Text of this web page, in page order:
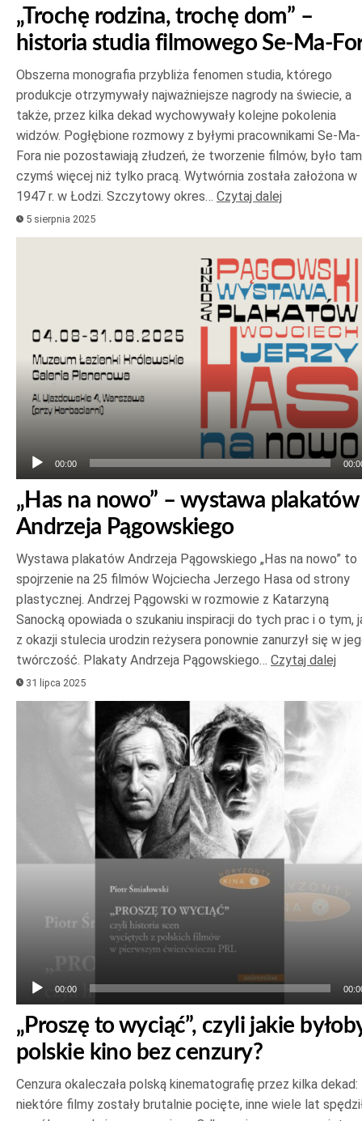
„Trochę rodzina, trochę dom” –
historia studia filmowego Se-Ma-
Obszerna monografia przybliża fenomen studia, którego
produkcje otrzymywały najważniejsze nagrody na świecie, a
także, przez kilka dekad wychowywały kolejne pokolenia
widzów. Pogłębione rozmowy z byłymi pracownikami Se-Ma-
Fora nie pozostawiają złudzeń, że tworzenie filmów, było tam
czymś więcej niż tylko pracą. Wytwórnia została założona w
1947 r. w Łodzi. Szczytowy okres… Czytaj dalej
5 sierpnia 2025
00:00
„Has na nowo” – wystawa plakatów
Andrzeja Pągowskiego
Wystawa plakatów Andrzeja Pągowskiego „Has na nowo” to
spojrzenie na 25 filmów Wojciecha Jerzego Hasa od strony
plastycznej. Andrzej Pągowski w rozmowie z Katarzyną
Sanocką opowiada o szukaniu inspiracji do tych prac i o tym,
z okazji stulecia urodzin reżysera ponownie zanurzył się w
twórczość. Plakaty Andrzeja Pągowskiego… Czytaj dalej
31 lipca 2025
dźwiękowych
00:00
„Proszę to wyciąć”, czyli jakie
polskie kino bez cenzury?
Cenzura okaleczała polską kinematografię przez kilka dekad:
niektóre filmy zostały brutalnie pocięte, inne wiele lat